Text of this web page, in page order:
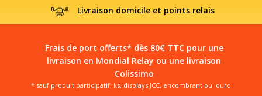
Livraison domicile et points relais
Frais de port offerts* dès 80€ TTC pour une
livraison en Mondial Relay ou une livraison
Colissimo
* sauf produit participatif, ks, displays JCC, encombrant ou lourd